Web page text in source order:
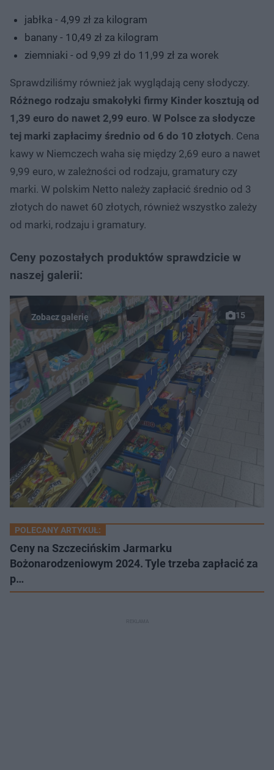
jabłka - 4,99 zł za kilogram
banany - 10,49 zł za kilogram
ziemniaki - od 9,99 zł do 11,99 zł za worek
Sprawdziliśmy również jak wyglądają ceny słodyczy.
Różnego rodzaju smakołyki firmy Kinder kosztują od
1,39 euro do nawet 2,99 euro. W Polsce za słodycze
tej marki zapłacimy średnio od 6 do 10 złotych. Cena
kawy w Niemczech waha się między 2,69 euro a nawet
9,99 euro, w zależności od rodzaju, gramatury czy
marki. W polskim Netto należy zapłacić średnio od 3
złotych do nawet 60 złotych, również wszystko zależy
od marki, rodzaju i gramatury.
Ceny pozostałych produktów sprawdzicie w
naszej galerii:
15
POLECANY ARTYKUŁ:
Ceny na Szczecińskim Jarmarku
Bożonarodzeniowym 2024. Tyle trzeba zapłacić za
p…